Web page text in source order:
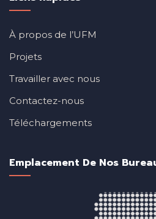
À propos de l’UFM
Projets
Travailler avec nous
Contactez-nous
Téléchargements
Emplacement De Nos